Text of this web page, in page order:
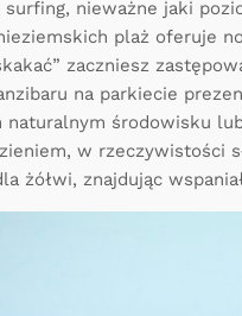
nieważne jaki
plaż oferuje
zaczniesz
na parkiecie
środowisku
w rzeczywistości
żółwi, znajdując